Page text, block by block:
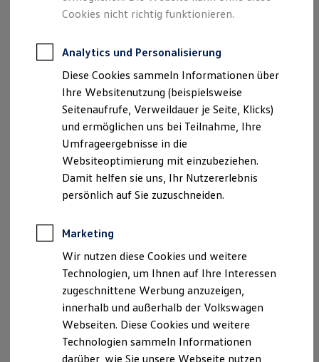
Garantien
Professional Class bei Volkswagen
Behörden
Direktkunden
Sonderfahrzeuge
Anpfiff zum Gewinn
Elektromobilität
Elektroautos
ID. Tutorials
Elektrofahrzeugkonzepte
ID. EVERY1
Reichweite
Rekuperation
Laden unterwegs
Laden Zuhause
Ladestationen finden
Ladezeitensimulator
Batterie
Sicherheit
Nachhaltigkeit
Technologie
Cookies nicht richtig funktionieren.
Analytics und Personalisierung
Diese Cookies sammeln Informationen über
Ihre Websitenutzung (beispielsweise
Seitenaufrufe, Verweildauer je Seite, Klicks)
und ermöglichen uns bei Teilnahme, Ihre
Umfrageergebnisse in die
Websiteoptimierung mit einzubeziehen.
Damit helfen sie uns, Ihr Nutzererlebnis
persönlich auf Sie zuzuschneiden.
Marketing
Wir nutzen diese Cookies und weitere
Technologien, um Ihnen auf Ihre Interessen
zugeschnittene Werbung anzuzeigen,
innerhalb und außerhalb der Volkswagen
Webseiten. Diese Cookies und weitere
Technologien sammeln Informationen
darüber, wie Sie unsere Webseite nutzen,